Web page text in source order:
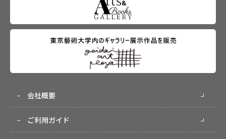
会社概要
ご利用ガイド